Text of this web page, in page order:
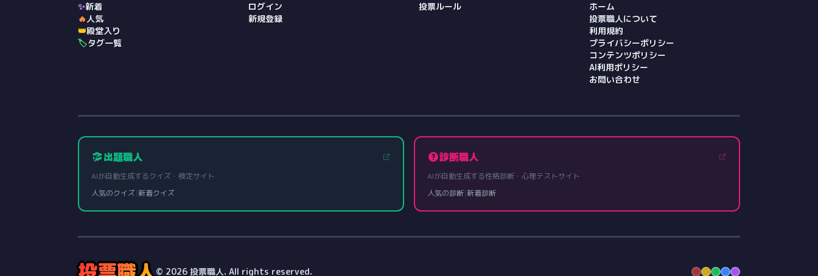
✨新着
🔥人気
👑殿堂入り
🏷️タグ一覧
ログイン
新規登録
投票ルール
ホーム
投票職人について
利用規約
プライバシーポリシー
コンテンツポリシー
AI利用ポリシー
お問い合わせ
出題職人
AIが自動生成するクイズ・検定サイト
人気のクイズ|新着クイズ
診断職人
AIが自動生成する性格診断・心理テストサイト
人気の診断|新着診断
© 2026 投票職人. All rights reserved.